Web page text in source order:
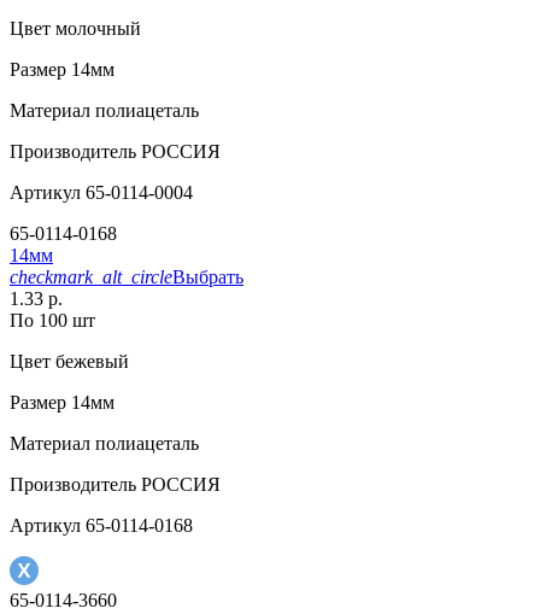
Цвет молочный
Размер 14мм
Материал полиацеталь
Производитель РОССИЯ
Артикул 65-0114-0004
65-0114-0168
14мм
checkmark_alt_circleВыбрать
1.33 р.
По 100 шт
Цвет бежевый
Размер 14мм
Материал полиацеталь
Производитель РОССИЯ
Артикул 65-0114-0168
65-0114-3660